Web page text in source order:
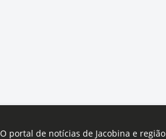
O portal de notícias de Jacobina e região